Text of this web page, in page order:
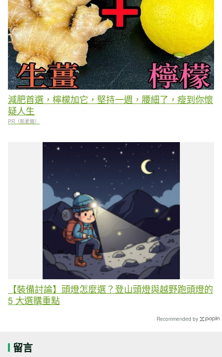
減肥首選，檸檬加它，堅持一週，腰細了，瘦到你懷
疑人生
PR（新素簡）
【裝備討論】頭燈怎麼選？登山頭燈與越野跑頭燈的
5 大選購重點
Recommended by
留言